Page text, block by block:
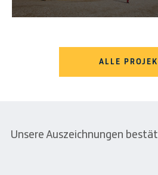
ALLE
Unsere Auszeichnungen